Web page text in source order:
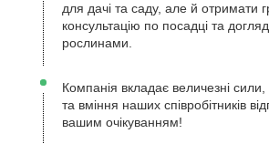
для дачі та саду, але й отримати
консультацію по посадці та
рослинами.
Компанія вкладає величезні
та вміння наших співробітників
вашим очікуванням!